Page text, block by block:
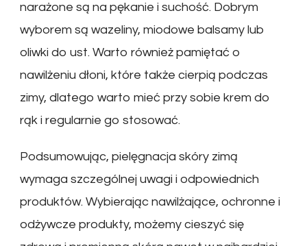
narażone są na pękanie i suchość. Dobrym
wyborem są wazeliny, miodowe balsamy lub
oliwki do ust. Warto również pamiętać o
nawilżeniu dłoni, które także cierpią podczas
zimy, dlatego warto mieć przy sobie krem do
rąk i regularnie go stosować.
Podsumowując, pielęgnacja skóry zimą
wymaga szczególnej uwagi i odpowiednich
produktów. Wybierając nawilżające, ochronne i
odżywcze produkty, możemy cieszyć się